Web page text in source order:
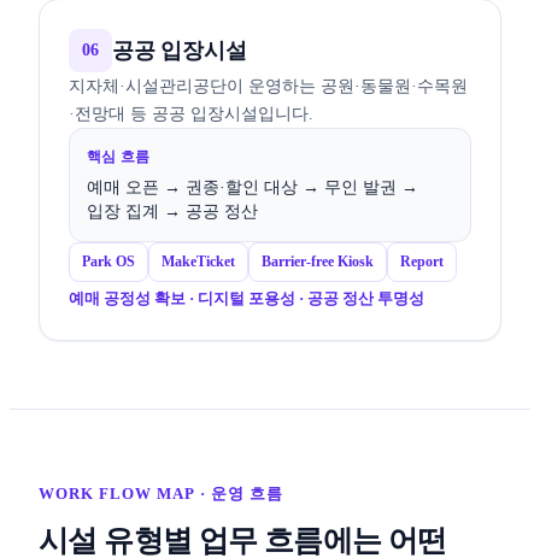
06 공공 입장시설
지자체·시설관리공단이 운영하는 공원·동물원·수목원
·전망대 등 공공 입장시설입니다.
핵심 흐름
예매 오픈 → 권종·할인 대상 → 무인 발권 →
입장 집계 → 공공 정산
Park OS MakeTicket Barrier-free Kiosk Report
예매 공정성 확보 · 디지털 포용성 · 공공 정산 투명성
WORK FLOW MAP · 운영 흐름
시설 유형별 업무 흐름에는 어떤